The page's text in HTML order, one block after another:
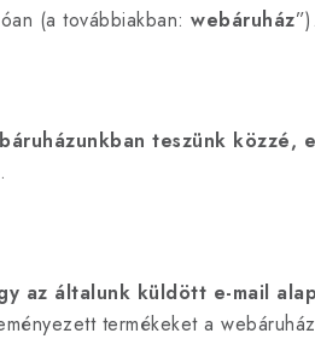
(a továbbiakban: webáruház”).
teszünk
az általunk küldött e-mail
termékeket a